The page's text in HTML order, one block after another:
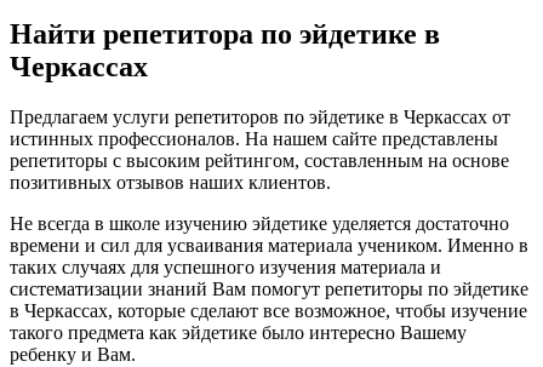
Найти репетитора по эйдетике в
Черкассах
Предлагаем услуги репетиторов по эйдетике в Черкассах от
истинных профессионалов. На нашем сайте представлены
репетиторы с высоким рейтингом, составленным на основе
позитивных отзывов наших клиентов.
Не всегда в школе изучению эйдетике уделяется достаточно
времени и сил для усваивания материала учеником. Именно в
таких случаях для успешного изучения материала и
систематизации знаний Вам помогут репетиторы по эйдетике
в Черкассах, которые сделают все возможное, чтобы изучение
такого предмета как эйдетике было интересно Вашему
ребенку и Вам.